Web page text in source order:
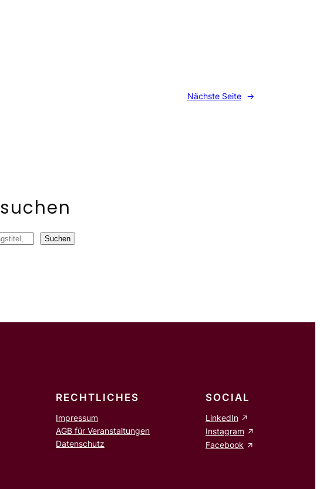
Nächste Seite →
suchen
Suchen
RECHTLICHES
Impressum
AGB für Veranstaltungen
Datenschutz
SOCIAL
LinkedIn
Instagram
Facebook